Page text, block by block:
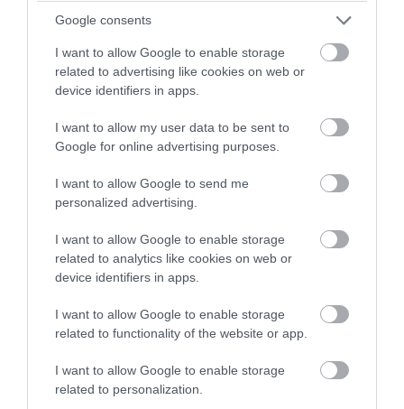
Google consents
I want to allow Google to enable storage
related to advertising like cookies on web or
device identifiers in apps.
I want to allow my user data to be sent to
Google for online advertising purposes.
I want to allow Google to send me
personalized advertising.
I want to allow Google to enable storage
related to analytics like cookies on web or
device identifiers in apps.
I want to allow Google to enable storage
related to functionality of the website or app.
I want to allow Google to enable storage
related to personalization.
Drones οπτικών ινών κυριαρχούν στο
ουκρανικό μέτωπο (βίντεο)
05.08.2026 | 23:59
PRONEWS.GR /ΕΝΟΠΛΕΣ ΣΥΓΚΡΟΥΣΕΙΣ